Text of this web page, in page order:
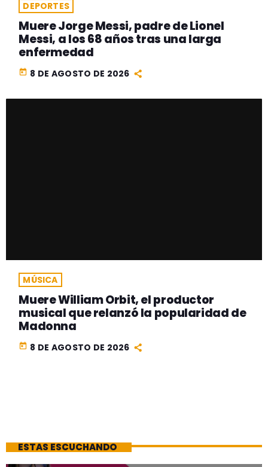
DEPORTES
Muere Jorge Messi, padre de Lionel
Messi, a los 68 años tras una larga
enfermedad
today 8 DE AGOSTO DE 2026
MÚSICA
Muere William Orbit, el productor
musical que relanzó la popularidad de
Madonna
today 8 DE AGOSTO DE 2026
ESTAS ESCUCHANDO